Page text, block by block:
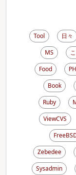
Tool 日々
MS
Food
Book
Ruby
ViewCVS
Zebedee
Sysadmin